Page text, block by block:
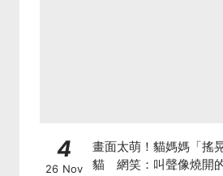
4
26 Nov
畫面太萌！貓媽媽「搖
貓 網笑：叫聲像燒開